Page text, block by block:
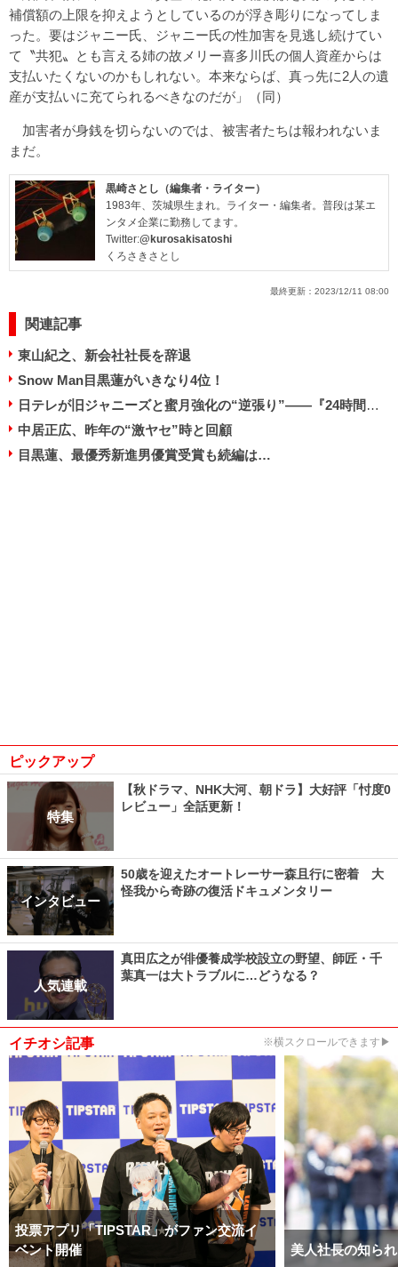
補償額の上限を抑えようとしているのが浮き彫りになってしま
った。要はジャニー氏、ジャニー氏の性加害を見逃し続けてい
て〝共犯〟とも言える姉の故メリー喜多川氏の個人資産からは
支払いたくないのかもしれない。本来ならば、真っ先に2人の遺
産が支払いに充てられるべきなのだが」（同）
加害者が身銭を切らないのでは、被害者たちは報われないま
まだ。
黒崎さとし（編集者・ライター）
1983年、茨城県生まれ。ライター・編集者。普段は某エ
ンタメ企業に勤務してます。
Twitter:@kurosakisatoshi
くろさきさとし
最終更新： 2023/12/11 08:00
関連記事
東山紀之、新会社社長を辞退
Snow Man目黒蓮がいきなり4位！
日テレが旧ジャニーズと蜜月強化の“逆張り”――『24時間テレビ』もキンプリ内定
中居正広、昨年の“激ヤセ”時と回顧
目黒蓮、最優秀新進男優賞受賞も続編は…
ピックアップ
特集
【秋ドラマ、NHK大河、朝ドラ】大好評「忖度0
レビュー」全話更新！
インタビュー
50歳を迎えたオートレーサー森且行に密着 大
怪我から奇跡の復活ドキュメンタリー
人気連載
真田広之が俳優養成学校設立の野望、師匠・千
葉真一は大トラブルに…どうなる？
イチオシ記事 ※横スクロールできます▶
投票アプリ「TIPSTAR」がファン交流イ
ベント開催
美人社長の知ら